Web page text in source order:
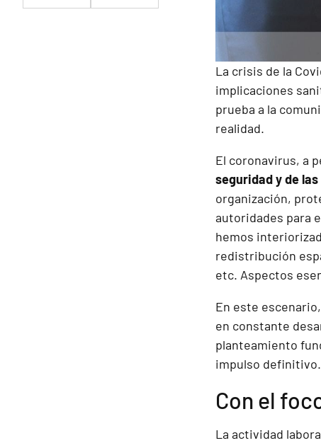
La crisis de la
implicaciones
prueba a la
realidad.
El coronavirus, a
seguridad y de
organización,
autoridades para
hemos
redistribución
etc. Aspectos
En este
en constante
planteamiento
impulso definitivo.
Con el
La actividad